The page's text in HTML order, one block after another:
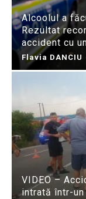
Alcoolul a
Rezultat
accident cu
Flavia DANCIU
VIDEO –
intrată într-